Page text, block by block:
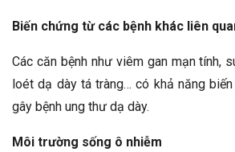
Biến chứng từ các bệnh khác liên
Các căn bệnh như viêm gan mạn tính,
loét dạ dày tá tràng… có khả năng
gây bệnh ung thư dạ dày.
Môi trường sống ô nhiễm